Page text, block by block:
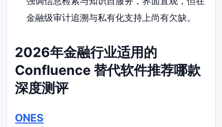
金融级审计追溯与私有化支持上尚有欠缺。
2026年金融行业适用的
Confluence 替代软件推荐哪款
深度测评
ONES